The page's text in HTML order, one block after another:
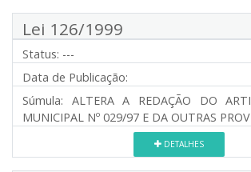
Lei 126/1999
Status: ---
Data de Publicação:
Súmula: ALTERA A REDAÇÃO DO
MUNICIPAL Nº 029/97 E DA OUTRAS
DETALHES